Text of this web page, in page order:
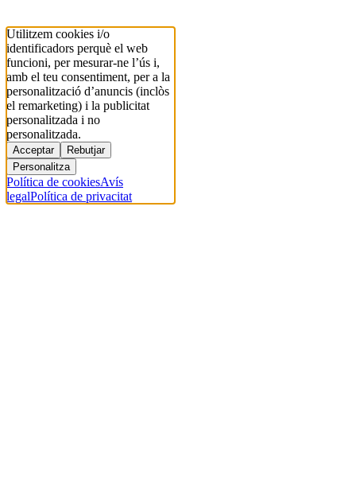
Utilitzem cookies i/o
identificadors perquè el web
funcioni, per mesurar-ne l’ús i,
amb el teu consentiment, per a la
personalització d’anuncis (inclòs
el remarketing) i la publicitat
personalitzada i no
personalitzada.
Acceptar
Rebutjar
Personalitza
Política de cookiesAvís
legalPolítica de privacitat